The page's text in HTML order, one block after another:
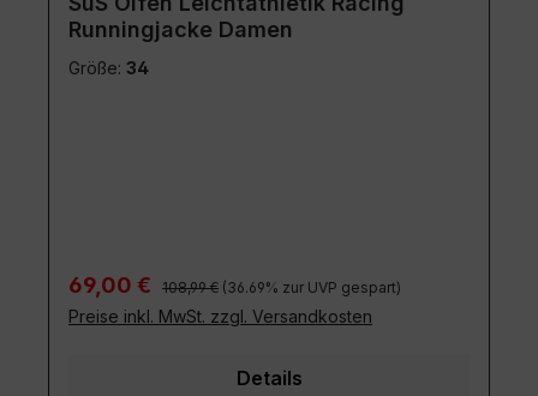
Runningjacke Damen
Größe: 34
Verkaufspreis:
69,00 € Regulärer Preis:
108,99 € (36.69% zur UVP gespart)
Preise inkl. MwSt. zzgl. Versandkosten
Details